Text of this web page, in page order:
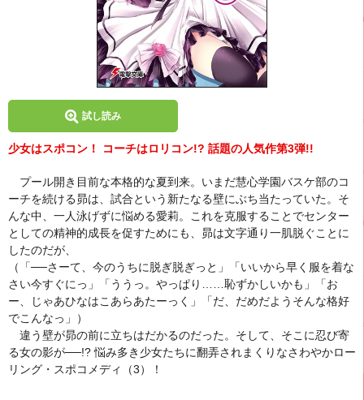
試し読み
少女はスポコン！ コーチはロリコン!? 話題の人気作第3弾!!
プール開き目前な本格的な夏到来。いまだ慧心学園バスケ部のコ
ーチを続ける昴は、試合という新たなる壁にぶち当たっていた。そ
んな中、一人泳げずに悩める愛莉。これを克服することでセンター
としての精神的成長を促すためにも、昴は文字通り一肌脱ぐことに
したのだが、
（「──さーて、今のうちに脱ぎ脱ぎっと」「いいから早く服を着な
さい今すぐにっ」「ううっ。やっぱり……恥ずかしいかも」「お
ー、じゃあひなはこあらあたーっく」「だ、だめだようそんな格好
でこんなっ」）
違う壁が昴の前に立ちはだかるのだった。そして、そこに忍び寄
る女の影が──!? 悩み多き少女たちに翻弄されまくりなさわやかロー
リング・スポコメディ（3）！